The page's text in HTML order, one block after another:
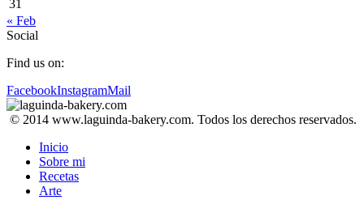
31
« Feb
Social
Find us on:
FacebookInstagramMail
© 2014 www.laguinda-bakery.com. Todos los derechos reservados.
Inicio
Sobre mi
Recetas
Arte